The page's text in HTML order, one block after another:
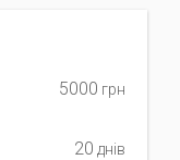
5000 грн
20 днів